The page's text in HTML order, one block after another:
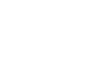
Hasil Daur Ulang